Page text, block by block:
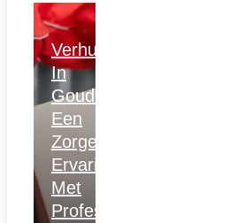
Verhuizen
In
Gouda:
Een
Zorgeloze
Ervaring
Met
Professionele